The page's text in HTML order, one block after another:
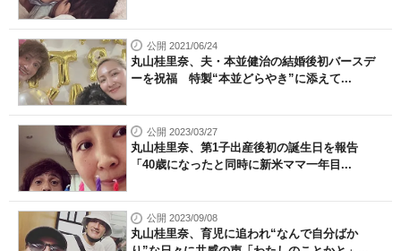
公開 2021/06/24
丸山桂里奈、夫・本並健治の結婚後初バースデ
ーを祝福 特製“本並どらやき”に添えて...
公開 2023/03/27
丸山桂里奈、第1子出産後初の誕生日を報告
「40歳になったと同時に新米ママ一年目...
公開 2023/09/08
丸山桂里奈、育児に追われ“なんで自分ばか